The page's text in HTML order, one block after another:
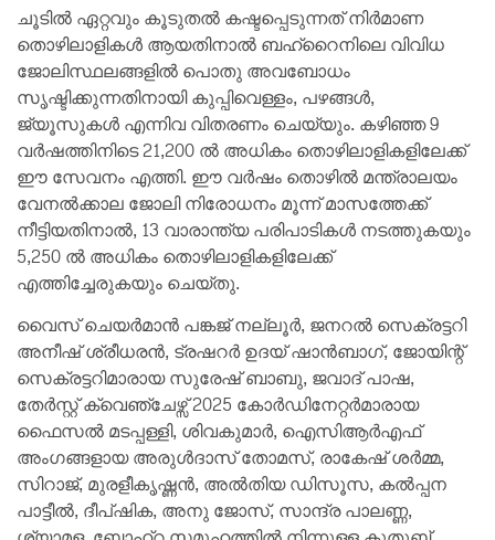
ചൂടില്‍ ഏറ്റവും കൂടുതല്‍ കഷ്ടപ്പെടുന്നത് നിര്‍മാണ
തൊഴിലാളികള്‍ ആയതിനാല്‍ ബഹ്റൈനിലെ വിവിധ
ജോലിസ്ഥലങ്ങളില്‍ പൊതു അവബോധം
സൃഷ്ടിക്കുന്നതിനായി കുപ്പിവെള്ളം, പഴങ്ങള്‍,
ജ്യൂസുകള്‍ എന്നിവ വിതരണം ചെയ്യും. കഴിഞ്ഞ 9
വര്‍ഷത്തിനിടെ 21,200 ല്‍ അധികം തൊഴിലാളികളിലേക്ക്
ഈ സേവനം എത്തി. ഈ വര്‍ഷം തൊഴില്‍ മന്ത്രാലയം
വേനല്‍ക്കാല ജോലി നിരോധനം മൂന്ന് മാസത്തേക്ക്
നീട്ടിയതിനാല്‍, 13 വാരാന്ത്യ പരിപാടികള്‍ നടത്തുകയും
5,250 ല്‍ അധികം തൊഴിലാളികളിലേക്ക്
എത്തിച്ചേരുകയും ചെയ്തു.
വൈസ് ചെയര്‍മാന്‍ പങ്കജ് നല്ലൂര്‍, ജനറല്‍ സെക്രട്ടറി
അനീഷ് ശ്രീധരന്‍, ട്രഷറര്‍ ഉദയ് ഷാന്‍ബാഗ്, ജോയിന്റ്
സെക്രട്ടറിമാരായ സുരേഷ് ബാബു, ജവാദ് പാഷ,
തേര്‍സ്റ്റ് ക്വെഞ്ചേഴ്സ് 2025 കോര്‍ഡിനേറ്റര്‍മാരായ
ഫൈസല്‍ മടപ്പള്ളി, ശിവകുമാര്‍, ഐസിആര്‍എഫ്
അംഗങ്ങളായ അരുള്‍ദാസ് തോമസ്, രാകേഷ് ശര്‍മ്മ,
സിറാജ്, മുരളീകൃഷ്ണന്‍, അല്‍തിയ ഡിസൂസ, കല്‍പ്പന
പാട്ടീല്‍, ദീപ്ഷിക, അനു ജോസ്, സാന്ദ്ര പാലണ്ണ,